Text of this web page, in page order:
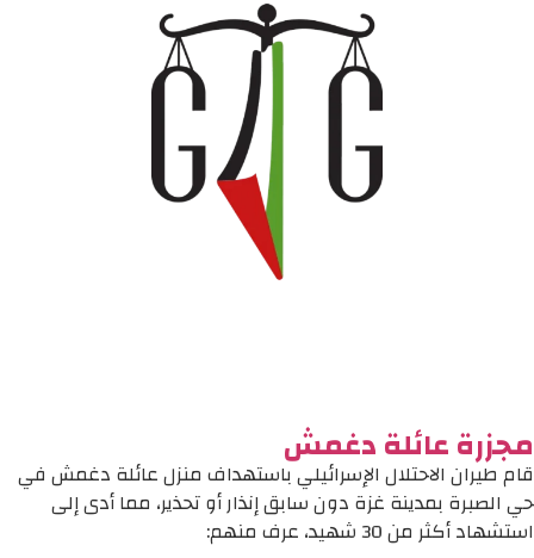
مجزرة عائلة دغمش
قام طيران الاحتلال الإسرائيلي باستهداف منزل عائلة دغمش في
حي الصبرة بمدينة غزة دون سابق إنذار أو تحذير، مما أدى إلى
استشهاد أكثر من 30 شهيد، عرف منهم: